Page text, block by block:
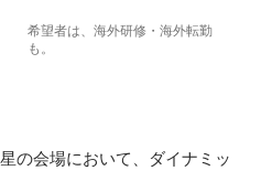
希望者は、海外研修・海外転勤
も。
の会場において、ダイナミッ